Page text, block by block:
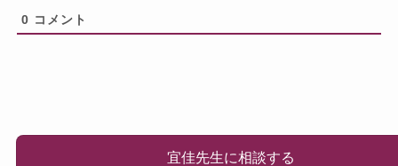
0 コメント
宜佳先生に相談する